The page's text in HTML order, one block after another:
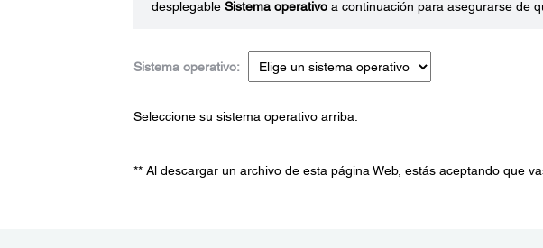
desplegable Sistema operativoa continuación para asegurarse de
Sistema operativo:
Seleccione su sistema operativo arriba.
** Al descargar un archivo de esta página Web, estás aceptando que